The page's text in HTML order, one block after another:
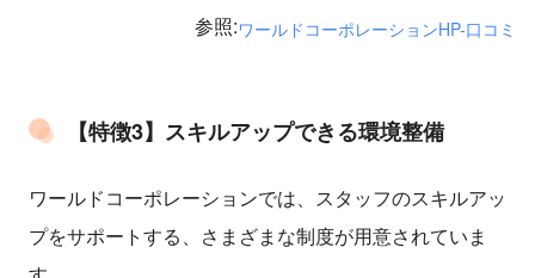
参照:ワールドコーポレーションHP-口コミ
【特徴3】スキルアップできる環境整備
ワールドコーポレーションでは、スタッフのスキルアッ
プをサポートする、さまざまな制度が用意されていま